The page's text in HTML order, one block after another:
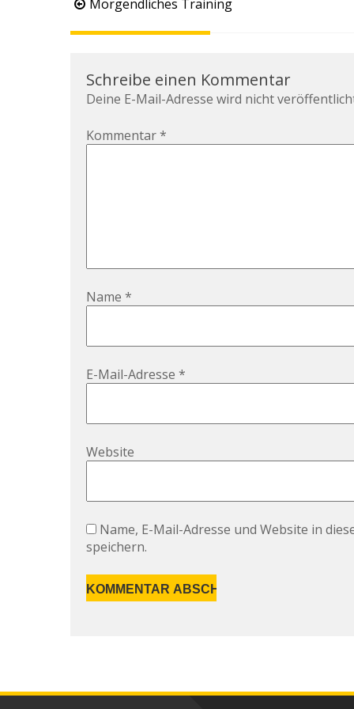
Beitragsnavigation
Morgendliches Training
Schreibe einen Kommentar
Deine E-Mail-Adresse wird nicht
Kommentar*
Name *
E-Mail-Adresse *
Website
Name, E-Mail-Adresse und Website in
speichern.